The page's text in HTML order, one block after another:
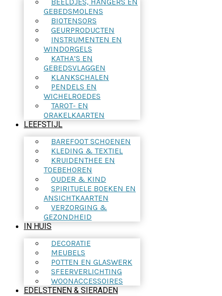
GEBEDSMOLENS
BIOTENSORS
GEURPRODUCTEN
INSTRUMENTEN EN
WINDORGELS
KATHA’S EN
GEBEDSVLAGGEN
KLANKSCHALEN
PENDELS EN
WICHELROEDES
TAROT- EN
ORAKELKAARTEN
LEEFSTIJL
BAREFOOT SCHOENEN
KLEDING & TEXTIEL
KRUIDENTHEE EN
TOEBEHOREN
OUDER & KIND
SPIRITUELE BOEKEN EN
ANSICHTKAARTEN
VERZORGING &
GEZONDHEID
IN HUIS
DECORATIE
MEUBELS
POTTEN EN GLASWERK
SFEERVERLICHTING
WOONACCESSOIRES
EDELSTENEN & SIERADEN